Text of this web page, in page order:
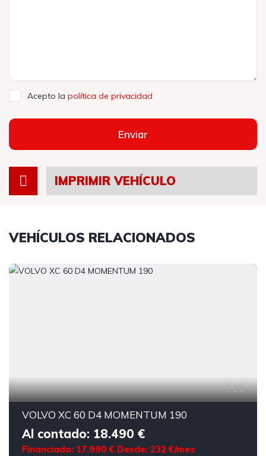
Acepto la política de privacidad
Enviar
IMPRIMIR VEHÍCULO
VEHÍCULOS RELACIONADOS
26
VOLVO XC 60 D4 MOMENTUM 190
Al contado: 18.490 €
Financiado: 17.990 € Desde: 232 €/mes